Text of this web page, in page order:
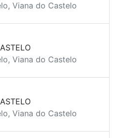
Viana do Castelo
Viana do Castelo
Viana do Castelo